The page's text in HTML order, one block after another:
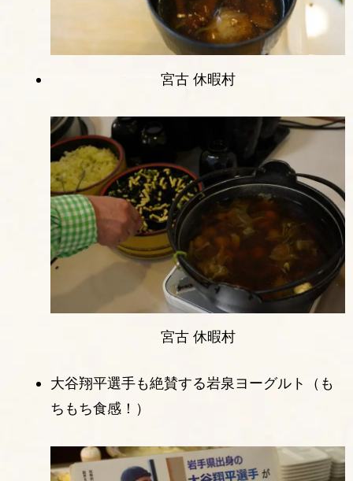
宮古 休暇村
宮古 休暇村
大谷翔平選手も絶賛する岩泉ヨーグルト（も
ちもち食感！）